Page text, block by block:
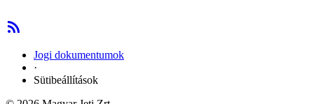
Jogi dokumentumok
·
Sütibeállítások